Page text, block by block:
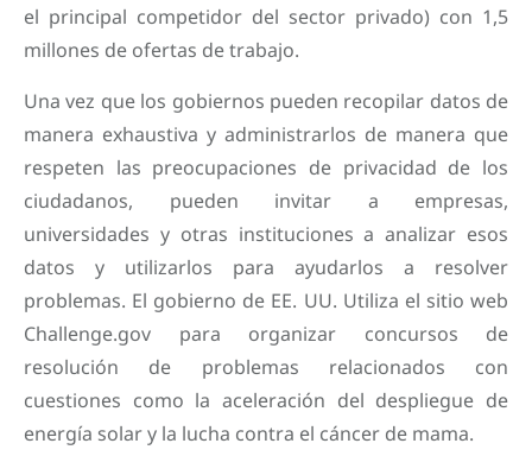
el principal competidor del sector privado) con 1,5
millones de ofertas de trabajo.
Una vez que los gobiernos pueden recopilar datos de
manera exhaustiva y administrarlos de manera que
respeten las preocupaciones de privacidad de los
ciudadanos, pueden invitar a empresas,
universidades y otras instituciones a analizar esos
datos y utilizarlos para ayudarlos a resolver
problemas. El gobierno de EE. UU. Utiliza el sitio web
Challenge.gov para organizar concursos de
resolución de problemas relacionados con
cuestiones como la aceleración del despliegue de
energía solar y la lucha contra el cáncer de mama.